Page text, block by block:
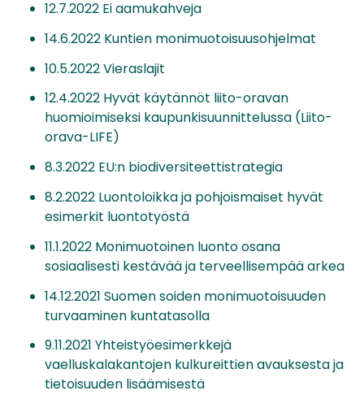
12.7.2022 Ei aamukahveja
14.6.2022 Kuntien monimuotoisuusohjelmat
10.5.2022 Vieraslajit
12.4.2022 Hyvät käytännöt liito-oravan
huomioimiseksi kaupunkisuunnittelussa (Liito-
orava-LIFE)
8.3.2022 EU:n biodiversiteettistrategia
8.2.2022 Luontoloikka ja pohjoismaiset hyvät
esimerkit luontotyöstä
11.1.2022 Monimuotoinen luonto osana
sosiaalisesti kestävää ja terveellisempää arkea
14.12.2021 Suomen soiden monimuotoisuuden
turvaaminen kuntatasolla
9.11.2021 Yhteistyöesimerkkejä
vaelluskalakantojen kulkureittien avauksesta ja
tietoisuuden lisäämisestä